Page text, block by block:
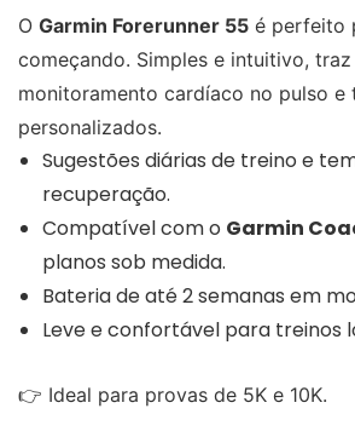
O Garmin Forerunner 55 é perfeito
começando. Simples e intuitivo, traz
monitoramento cardíaco no pulso e
personalizados.
Sugestões diárias de treino e
recuperação.
Compatível com o Garmin
planos sob medida.
Bateria de até 2 semanas em
Leve e confortável para treinos
👉 Ideal para provas de 5K e 10K.